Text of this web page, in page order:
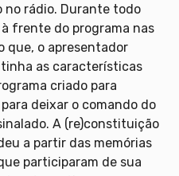
no rádio. Durante todo
frente do programa nas
que, o apresentador
as características
criado para
para deixar o comando do
A (re)constituição
a partir das memórias
participaram de sua